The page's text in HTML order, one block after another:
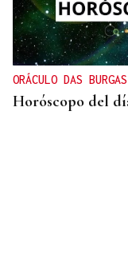
ORÁCULO DAS BURGAS
Horóscopo del